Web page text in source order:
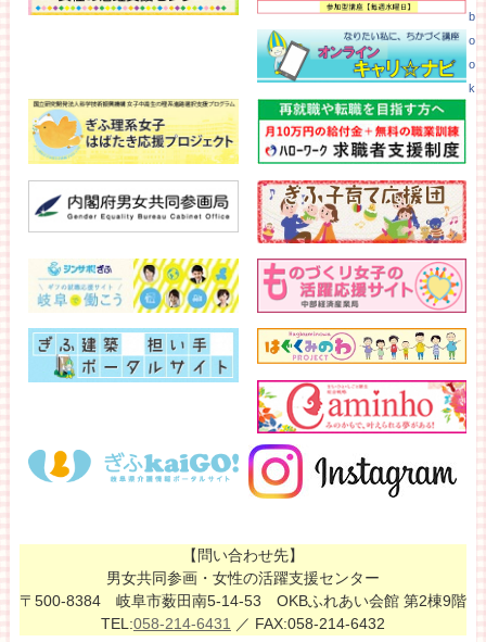
b
o
o
k
【問い合わせ先】
男女共同参画・女性の活躍支援センター
〒500-8384 岐阜市薮田南5-14-53 OKBふれあい会館 第2棟9階
TEL:058-214-6431 ／ FAX:058-214-6432